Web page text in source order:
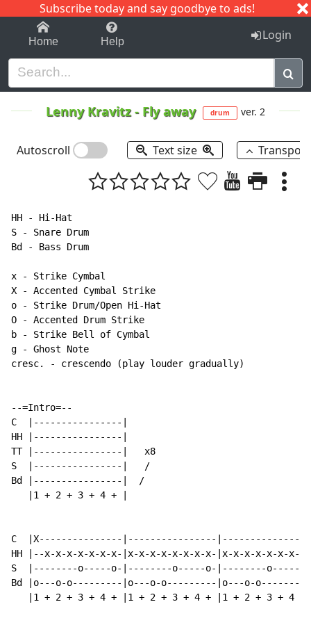
Subscribe today and say goodbye to ads!
1-9 C I J
Home Help Login
Lenny Kravitz- Fly away drum ver. 2
Autoscroll Text size
HH - Hi-Hat
S - Snare Drum
Bd - Bass Drum
x - Strike Cymbal
X - Accented Cymbal Strike
o - Strike Drum/Open Hi-Hat
O - Accented Drum Strike
b - Strike Bell of Cymbal
g - Ghost Note
cresc. - crescendo (play louder gradually)
--=Intro=--
C  |----------------|
HH |----------------|
TT |----------------|   x8
S  |----------------|   /
Bd |----------------|  /
   |1 + 2 + 3 + 4 + |
C  |X---------------|----------------
HH |--x-x-x-x-x-x-x-|x-x-x-x-x-x-x-x-|x-x-x-x-x-x-x-
S  |--------o-----o-|--------o-----o-|--------o-----
Bd |o---o-o---------|o---o-o---------|o---o-
|1 + 2 + 3 + 4 + |1 + 2 + 3 + 4 + |1 + 2 + 3 + 4 +